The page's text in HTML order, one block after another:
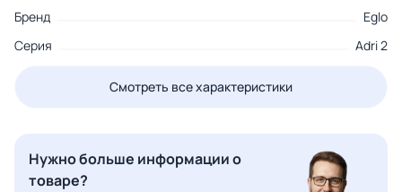
Бренд
Eglo
Серия
Adri 2
Смотреть все характеристики
Нужно больше информации о
товаре?